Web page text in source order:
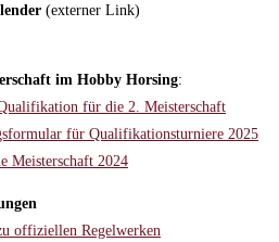
(externer Link)
im Hobby Horsing:
für die 2. Meisterschaft
für Qualifikationsturniere 2025
Meisterschaft 2024
offiziellen Regelwerken